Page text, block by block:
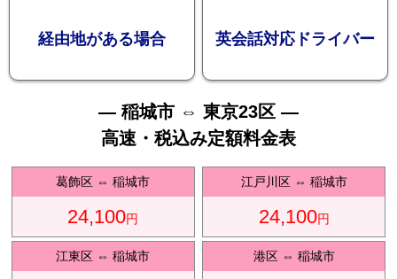
お勧め
送迎プ
経由地がある場合 英会話対応ドライバー
— 稲城市 ⇔ 東京23区 —
高速・税込み定額料金表
葛飾区 ⇔稲城市
24,100円
江戸川区⇔ 稲城市
24,100円
江東区 ⇔稲城市 港区⇔ 稲城市